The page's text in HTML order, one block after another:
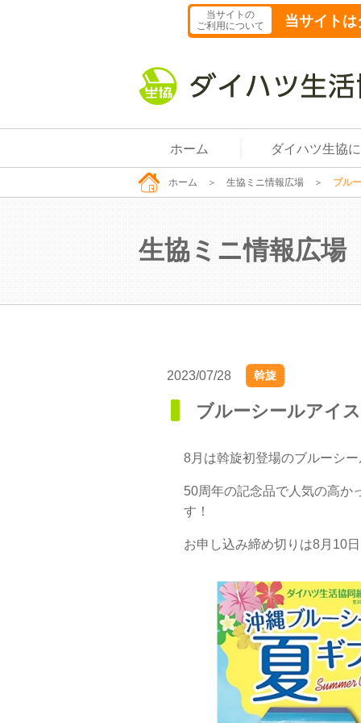
当サイトの
ご利用について
当サイト
ホーム ダイハツ生協
ホーム ＞ 生協ミニ情報広場 ＞ ブル
生協ミニ情報広場
2023/07/28 斡旋
ブルーシールアイス
8月は斡旋初登場のブルーシ
50周年の記念品で人気の高か
す！
お申し込み締め切りは8月10